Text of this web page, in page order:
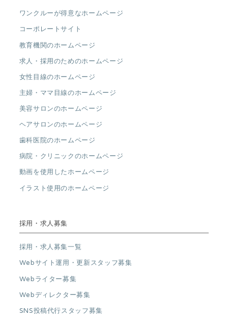
ワンクルーが得意なホームページ
コーポレートサイト
教育機関のホームページ
求人・採用のためのホームページ
女性目線のホームページ
主婦・ママ目線のホームページ
美容サロンのホームページ
ヘアサロンのホームページ
歯科医院のホームページ
病院・クリニックのホームページ
動画を使用したホームページ
イラスト使用のホームページ
採用・求人募集
採用・求人募集一覧
Webサイト運用・更新スタッフ募集
Webライター募集
Webディレクター募集
SNS投稿代行スタッフ募集